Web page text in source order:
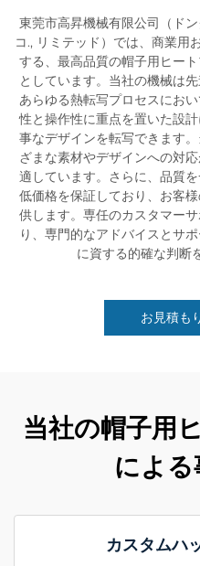
東莞市高昇機械有限公司（ド
コ., リミテッド）では、商業用
する、最高品質の帽子用ヒー
としています。当社の機械は
あらゆる熱転写プロセスにお
性と操作性に重点を置いた設
事なデザインを転写できます
ざまな素材やデザインへの対
適しています。さらに、品質
低価格を保証しており、お客
供します。専任のカスタマー
り、専門的なアドバイスとサ
に資する的確な判断
お見積も
当社の帽子用
によ
カスタムハ